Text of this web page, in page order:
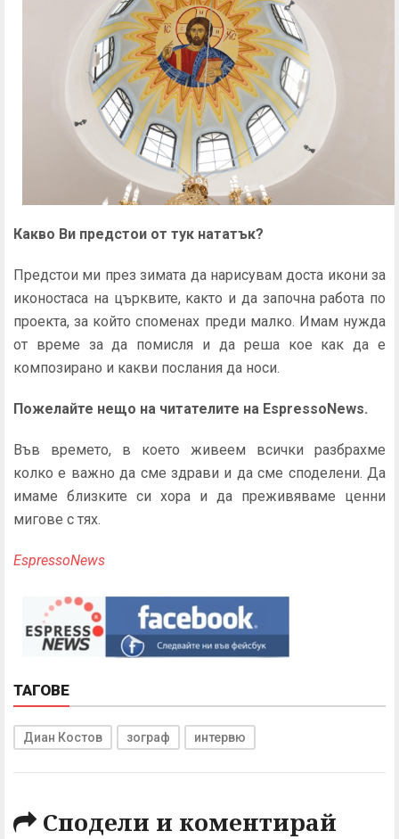
Какво Ви предстои от тук нататък?
Предстои ми през зимата да нарисувам доста икони за
иконостаса на църквите, както и да започна работа по
проекта, за който споменах преди малко. Имам нужда
от време за да помисля и да реша кое как да е
композирано и какви послания да носи.
Пожелайте нещо на читателите на EspressoNews.
Във времето, в което живеем всички разбрахме
колко е важно да сме здрави и да сме споделени. Да
имаме близките си хора и да преживяваме ценни
мигове с тях.
EspressoNews
ТАГОВЕ
Диан Костов зограф интервю
Сподели и коментирай